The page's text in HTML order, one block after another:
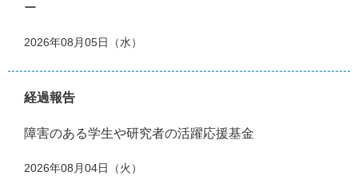
ー
2026年08月05日（水）
経過報告
障害のある学生や研究者の活躍応援基金
2026年08月04日（火）